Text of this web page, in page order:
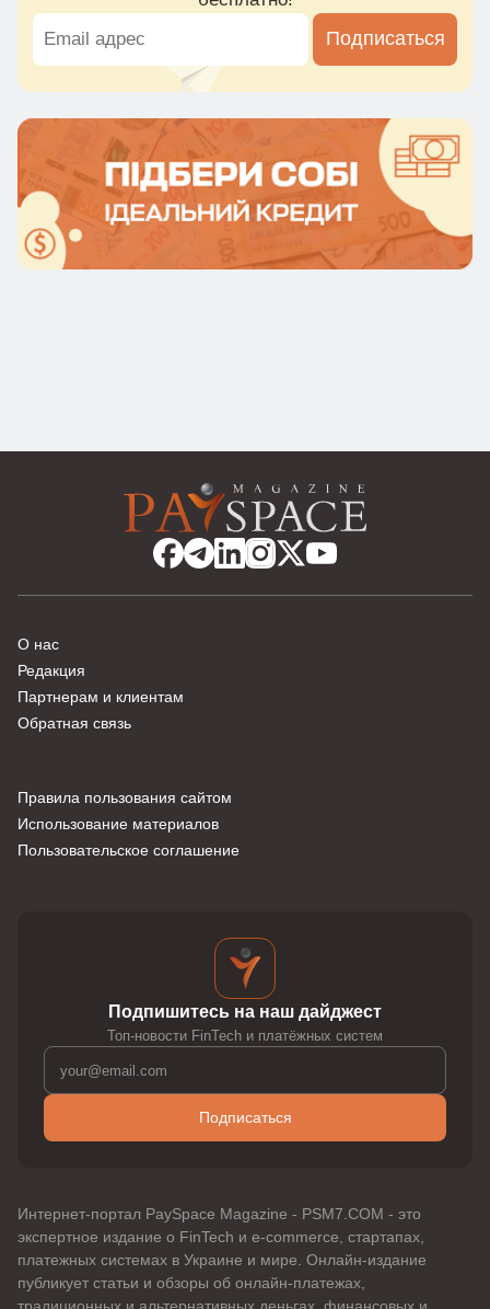
Подписаться
О нас
Редакция
Партнерам и клиентам
Обратная связь
Правила пользования сайтом
Использование материалов
Пользовательское соглашение
Подпишитесь на наш дайджест
Топ-новости FinTech и платёжных систем
Подписаться
Интернет-портал PaySpace Magazine - PSM7.COM - это
экспертное издание о FinTech и e-commerce, стартапах,
платежных системах в Украине и мире. Онлайн-издание
публикует статьи и обзоры об онлайн-платежах,